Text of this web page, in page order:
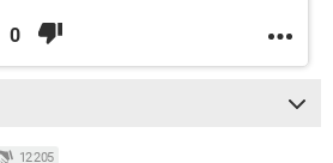
0
12 205